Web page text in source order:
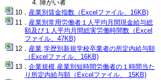
障がい者
産業別賃金指数（Excelファイル、16KB)
産業別常用労働者１人平均月間現金給与総
額及び１人平均月間総実労働時間数（Excel
ファイル、47KB)
産業,学歴別新規学校卒業者の所定内給与額
（Excelファイル、16KB)
企業規模,産業別短時間労働者の１時間当た
り所定内給与額（Excelファイル、 15KB)